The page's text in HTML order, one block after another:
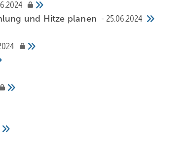
und Hitze planen
25.06.2024